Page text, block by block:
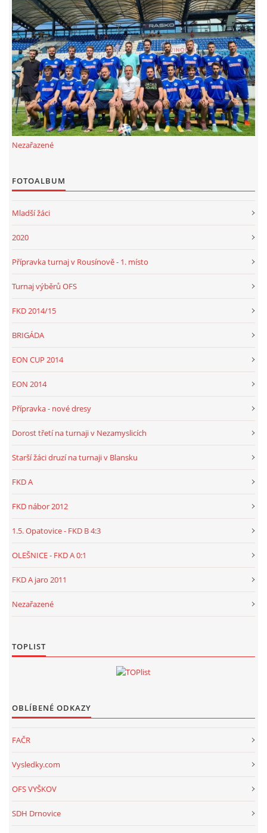
DOTACE
FKD, z.s.
Drnovice 704
68304 Drnovice
ičo 27005305
č.ú. 3227086359 / 0800
© 2026 eStránky.cz |RSS
Nezařazené
FOTOALBUM
Mladší žáci
2020
Přípravka turnaj v Rousínově - 1. místo
Turnaj výběrů OFS
FKD 2014/15
BRIGÁDA
EON CUP 2014
EON 2014
Přípravka - nové dresy
Dorost třetí na turnaji v Nezamyslicích
Starší žáci druzí na turnaji v Blansku
FKD A
FKD nábor 2012
1.5. Opatovice - FKD B 4:3
OLEŠNICE - FKD A 0:1
FKD A jaro 2011
Nezařazené
TOPLIST
OBLÍBENÉ ODKAZY
FAČR
Vysledky.com
OFS VYŠKOV
SDH Drnovice